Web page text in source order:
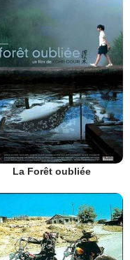
La Forêt oubliée